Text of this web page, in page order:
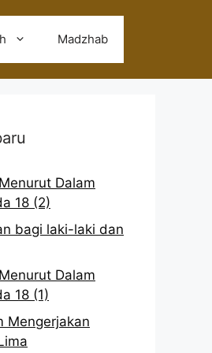
Madzhab
Dalam
18 (2)
bagi laki-laki dan
Dalam
18 (1)
Mengerjakan